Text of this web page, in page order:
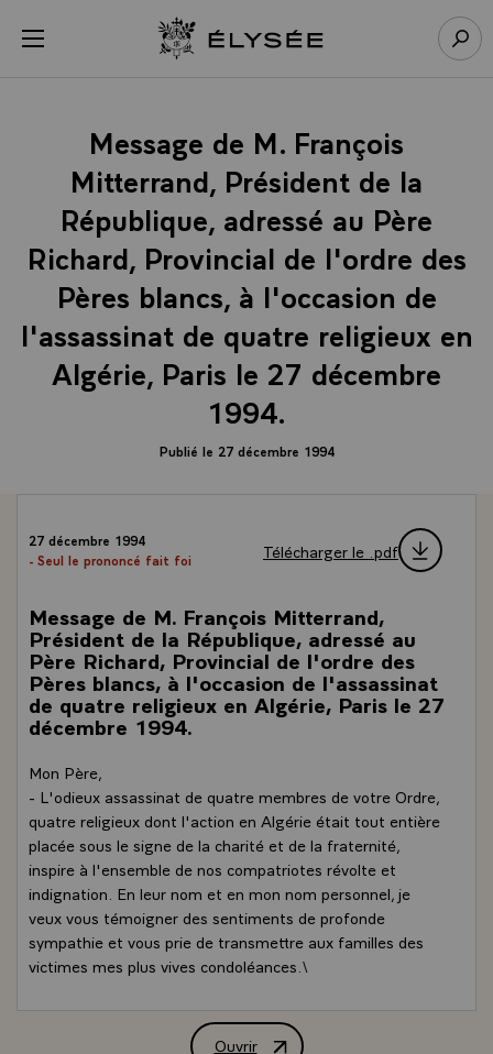
menu Retour à l’accueil Élysée
Message de M. François
Mitterrand, Président de la
République, adressé au Père
Richard, Provincial de l'ordre des
Pères blancs, à l'occasion de
l'assassinat de quatre religieux en
Algérie, Paris le 27 décembre
1994.
Publié le 27 décembre 1994
27 décembre 1994
- Seul le prononcé fait foi
Télécharger le .pdf
Message de M. François Mitterrand,
Président de la République, adressé au
Père Richard, Provincial de l'ordre des
Pères blancs, à l'occasion de l'assassinat
de quatre religieux en Algérie, Paris le 27
décembre 1994.
Mon Père,
- L'odieux assassinat de quatre membres de votre Ordre,
quatre religieux dont l'action en Algérie était tout entière
placée sous le signe de la charité et de la fraternité,
inspire à l'ensemble de nos compatriotes révolte et
indignation. En leur nom et en mon nom personnel, je
veux vous témoigner des sentiments de profonde
sympathie et vous prie de transmettre aux familles des
victimes mes plus vives condoléances.\
Ouvrir
Panneau de gestion des cookies